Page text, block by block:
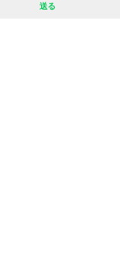
送る